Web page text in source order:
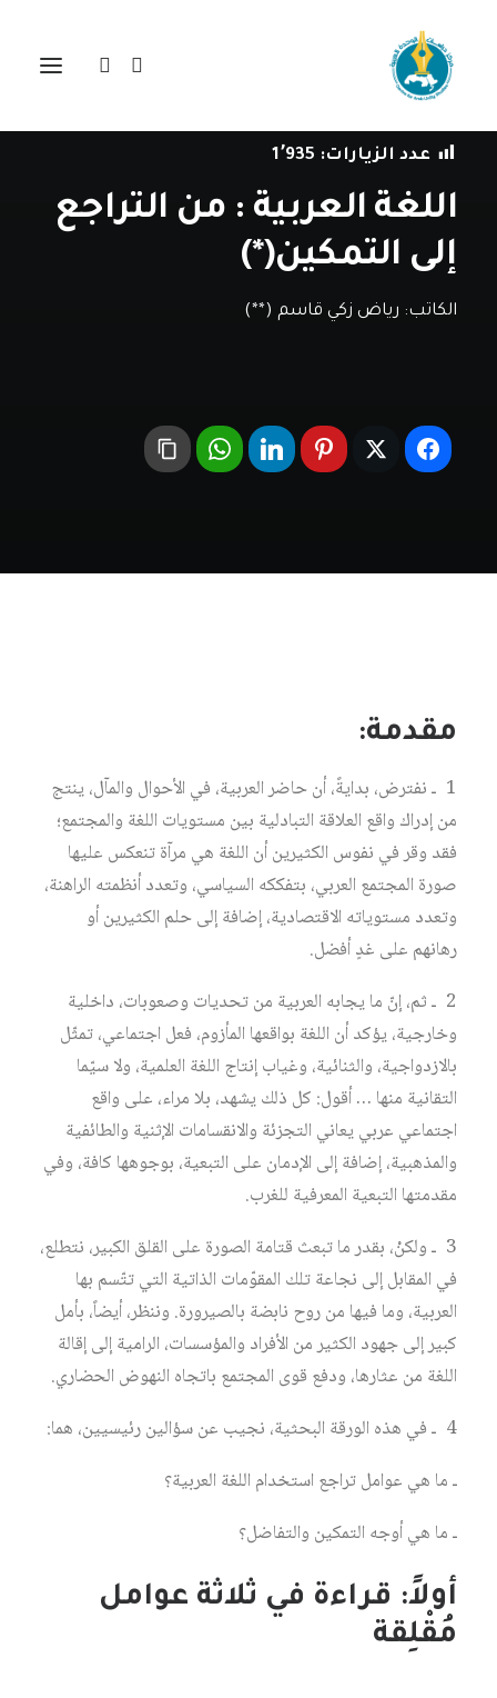
فيدراسات
عدد الزيارات: 1٬935
اللغة العربية : من التراجع
إلى التمكين(*)
الكاتب: رياض زكي قاسم (**)
مقدمة:
1 ـ نفترض، بدايةً، أن حاضر العربية، في الأحوال والمآل، ينتج
من إدراك واقع العلاقة التبادلية بين مستويات اللغة والمجتمع؛
فقد وقر في نفوس الكثيرين أن اللغة هي مرآة تنعكس عليها
صورة المجتمع العربي، بتفككه السياسي، وتعدد أنظمته الراهنة،
وتعدد مستوياته الاقتصادية، إضافة إلى حلم الكثيرين أو
رهانهم على غدٍ أفضل.
2 ـ ثم، إنّ ما يجابه العربية من تحديات وصعوبات، داخلية
وخارجية، يؤكد أن اللغة بواقعها المأزوم، فعل اجتماعي، تمثّل
بالازدواجية، والثنائية، وغياب إنتاج اللغة العلمية، ولا سيّما
التقانية منها … أقول: كل ذلك يشهد، بلا مراء، على واقع
اجتماعي عربي يعاني التجزئة والانقسامات الإثنية والطائفية
والمذهبية، إضافة إلى الإدمان على التبعية، بوجوهها كافة، وفي
مقدمتها التبعية المعرفية للغرب.
3 ـ ولكنْ، بقدر ما تبعث قتامة الصورة على القلق الكبير، نتطلع،
في المقابل إلى نجاعة تلك المقوّمات الذاتية التي تتّسم بها
العربية، وما فيها من روح نابضة بالصيرورة. وننظر، أيضاً، بأمل
كبير إلى جهود الكثير من الأفراد والمؤسسات، الرامية إلى إقالة
اللغة من عثارها، ودفع قوى المجتمع باتجاه النهوض الحضاري.
4 ـ في هذه الورقة البحثية، نجيب عن سؤالين رئيسيين، هما:
ـ ما هي عوامل تراجع استخدام اللغة العربية؟
ـ ما هي أوجه التمكين والتفاضل؟
أولاً: قراءة في ثلاثة عوامل
مُقْلِقة